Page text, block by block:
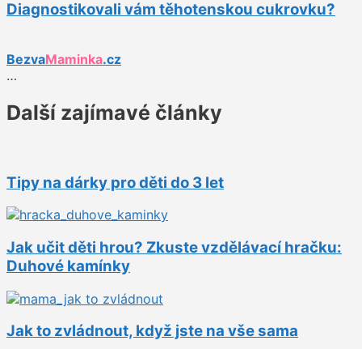
Diagnostikovali vám těhotenskou cukrovku?
BezvaMaminka.cz
…
Další zajímavé články
Tipy na dárky pro děti do 3 let
Jak učit děti hrou? Zkuste vzdělávací hračku:
Duhové kamínky
Jak to zvládnout, když jste na vše sama